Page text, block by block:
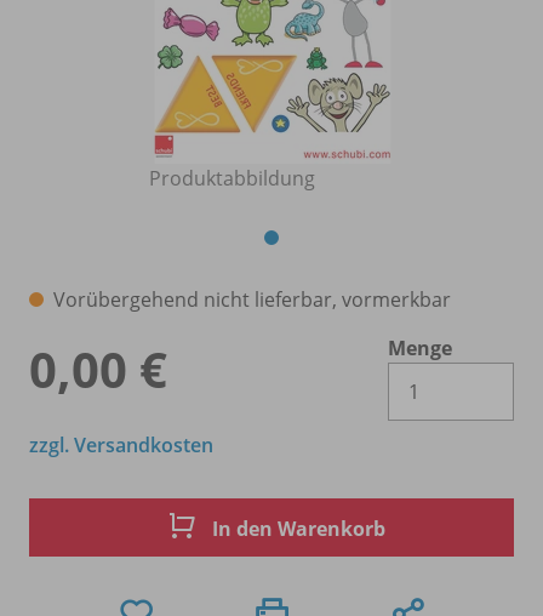
Produktabbildung
Vorübergehend nicht lieferbar, vormerkbar
0,00 €
Menge
zzgl. Versandkosten
In den Warenkorb